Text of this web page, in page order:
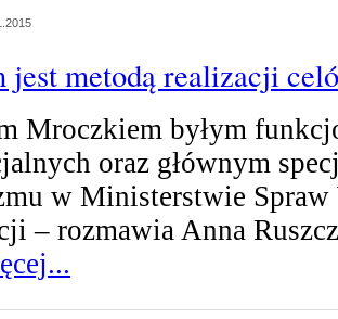
jest metodą realizacji
Mroczkiem byłym
oraz głównym
w Ministerstwie
– rozmawia Anna